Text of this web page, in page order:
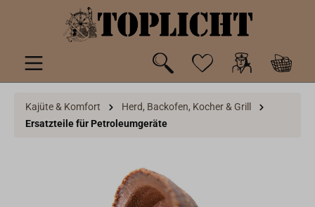
springen
Kajüte & Komfort
Herd, Backofen, Kocher & Grill
Ersatzteile für Petroleumgeräte